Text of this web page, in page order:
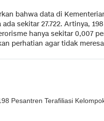
bahwa data di
sekitar 27.722. Artinya,
hanya sekitar 0,007
perhatian agar tidak
Pesantren Terafiliasi